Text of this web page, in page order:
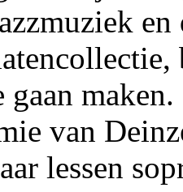
en
van
lessen